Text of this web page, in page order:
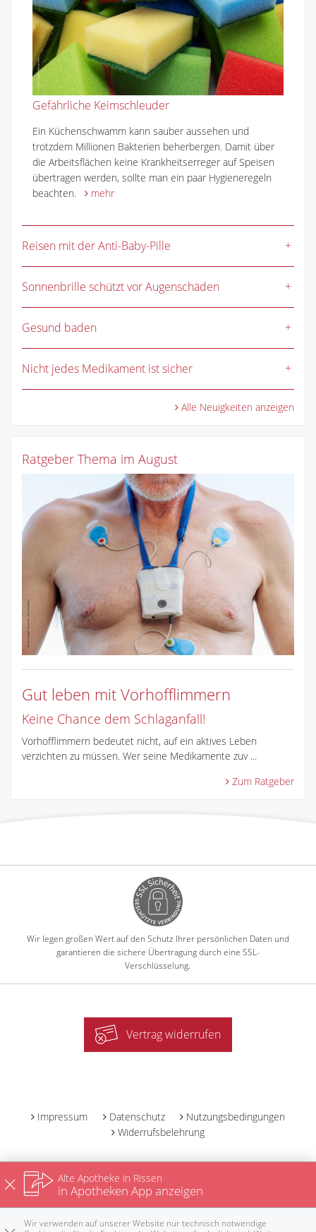
Gefährliche Keimschleuder
Ein Küchenschwamm kann sauber aussehen und
trotzdem Millionen Bakterien beherbergen. Damit über
die Arbeitsflächen keine Krankheitserreger auf Speisen
übertragen werden, sollte man ein paar Hygieneregeln
beachten.
mehr
Reisen mit der Anti-Baby-Pille
Sonnenbrille schützt vor Augenschäden
Gesund baden
Nicht jedes Medikament ist sicher
Alle Neuigkeiten anzeigen
Ratgeber Thema im August
Gut leben mit Vorhofflimmern
Keine Chance dem Schlaganfall!
Vorhofflimmern bedeutet nicht, auf ein aktives Leben
verzichten zu müssen. Wer seine Medikamente zuv ...
Zum Ratgeber
Wir legen großen Wert auf den Schutz Ihrer persönlichen Daten und
garantieren die sichere Übertragung durch eine SSL-
Verschlüsselung.
Vertrag widerrufen
Impressum Datenschutz
Nutzungsbedingungen
Widerrufsbelehrung
Alte Apotheke in Rissen
in Apotheken App anzeigen
Wir verwenden auf unserer Website nur technisch notwendige